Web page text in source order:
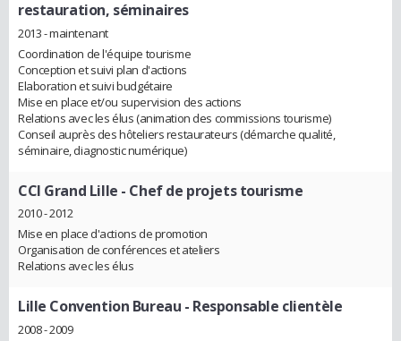
restauration, séminaires
2013 - maintenant
Coordination de l'équipe tourisme
Conception et suivi plan d'actions
Elaboration et suivi budgétaire
Mise en place et/ou supervision des actions
Relations avec les élus (animation des commissions tourisme)
Conseil auprès des hôteliers restaurateurs (démarche qualité,
séminaire, diagnostic numérique)
CCI Grand Lille - Chef de projets tourisme
2010 - 2012
Mise en place d'actions de promotion
Organisation de conférences et ateliers
Relations avec les élus
Lille Convention Bureau - Responsable clientèle
2008 - 2009